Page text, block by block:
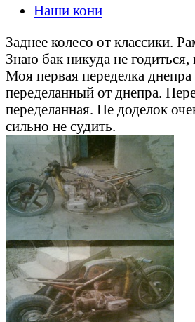
Наши кони
Заднее колесо от классики.
Знаю бак никуда не
Моя первая переделка
переделанный от днепра.
переделанная. Не доделок
сильно не судить.